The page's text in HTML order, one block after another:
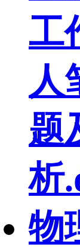
工
人
题
析
物